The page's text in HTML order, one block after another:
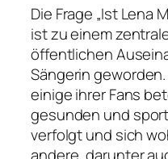
Die Frage „Ist Lena
ist zu einem
öffentlichen
Sängerin
einige ihrer Fans
gesunden und
verfolgt und sich
andere, darunter